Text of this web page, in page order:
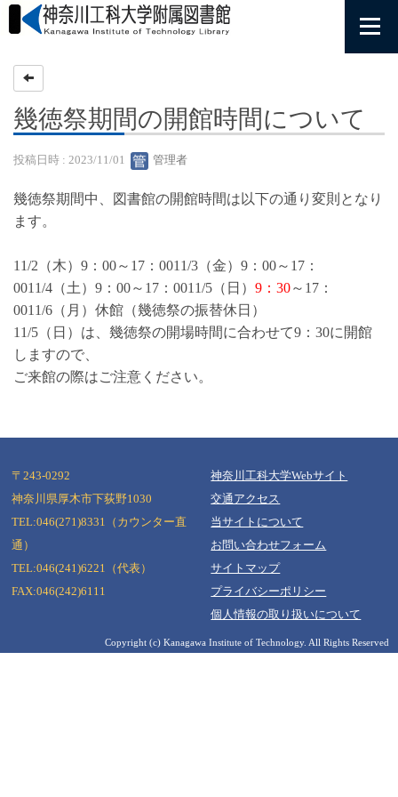
幾徳祭期間の開館時間について
投稿日時 : 2023/11/01 管理者
幾徳祭期間中、図書館の開館時間は以下の通り変則となり
ます。
11/2（木）9：00～17：0011/3（金）9：00～17：
0011/4（土）9：00～17：0011/5（日） 9：30～17：
0011/6（月）休館（幾徳祭の振替休日）
11/5（日）は、幾徳祭の開場時間に合わせて9：30に開館
しますので、
ご来館の際はご注意ください。
〒243-0292
神奈川県厚木市下荻野1030
TEL:046(271)8331（カウンター直
通）
TEL:046(241)6221（代表）
FAX:046(242)6111
神奈川工科大学Webサイト
交通アクセス
当サイトについて
お問い合わせフォーム
サイトマップ
プライバシーポリシー
個人情報の取り扱いについて
Copyright (c) Kanagawa Institute of Technology. All Rights Reserved
Copyright (c) Kanagawa Institute of Technology. All Rights Reserved